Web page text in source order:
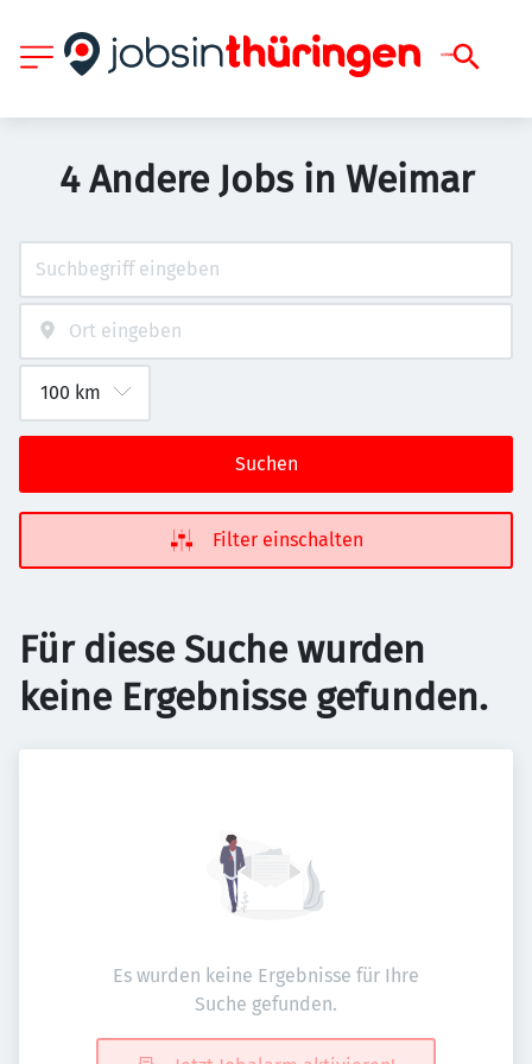
4 Andere Jobs in Weimar
Suchen
Filter einschalten
Für diese Suche wurden
keine Ergebnisse gefunden.
Es wurden keine Ergebnisse für Ihre
Suche gefunden.